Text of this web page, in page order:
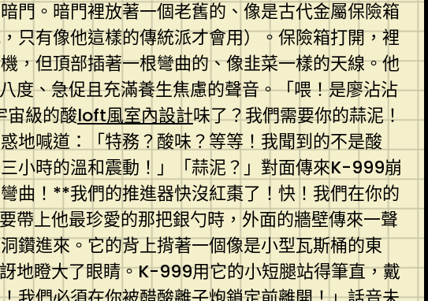
門。暗門裡放著一個老舊的、像是古代金屬保險箱
只有像他這樣的傳統派才會用）。保險箱打開，裡
，但頂部插著一根彎曲的、像韭菜一樣的天線。他
、急促且充滿養生焦慮的聲音。「喂！是廖沾沾
宙級的酸loft風室內設計味了？我們需要你的蒜泥！
地喊道：「特務？酸味？等等！我聞到的不是酸
小時的溫和震動！」「蒜泥？」對面傳來K-999崩
曲！**我們的推進器快沒紅棗了！快！我們在你的
上他最珍愛的那把銀勺時，外面的牆壁傳來一聲
鑽進來。它的背上揹著一個像是小型瓦斯桶的東
地瞪大了眼睛。K-999用它的小短腿站得筆直，戴